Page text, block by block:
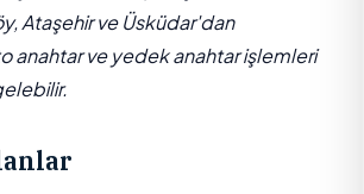
Ataşehir ve Üsküdar'dan
anahtar ve yedek anahtar işlemleri